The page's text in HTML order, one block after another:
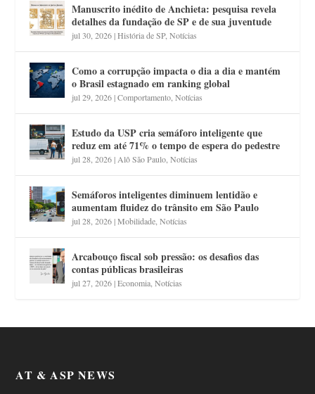
Manuscrito inédito de Anchieta: pesquisa revela
detalhes da fundação de SP e de sua juventude
jul 30, 2026|História de SP,Notícias
Como a corrupção impacta o dia a dia e mantém
o Brasil estagnado em ranking global
jul 29, 2026|Comportamento ,Notícias
Estudo da USP cria semáforo inteligente que
reduz em até 71% o tempo de espera do pedestre
jul 28, 2026| Alô São Paulo ,Notícias
Semáforos inteligentes diminuem lentidão e
aumentam fluidez do trânsito em São Paulo
jul 28, 2026|Mobilidade ,Notícias
Arcabouço fiscal sob pressão: os desafios das
contas públicas brasileiras
jul 27, 2026|Economia ,Notícias
AT & ASP NEWS